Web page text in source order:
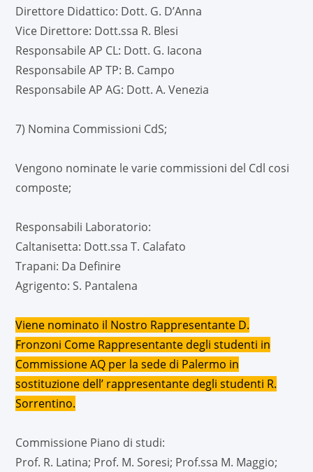
Direttore Didattico: Dott. G. D’Anna
Vice Direttore: Dott.ssa R. Blesi
Responsabile AP CL: Dott. G. Iacona
Responsabile AP TP: B. Campo
Responsabile AP AG: Dott. A. Venezia
7) Nomina Commissioni CdS;
Vengono nominate le varie commissioni del Cdl cosi
composte;
Responsabili Laboratorio:
Caltanisetta: Dott.ssa T. Calafato
Trapani: Da Definire
Agrigento: S. Pantalena
Viene nominato il Nostro Rappresentante D.
Fronzoni Come Rappresentante degli studenti in
Commissione AQ per la sede di Palermo in
sostituzione dell’ rappresentante degli studenti R.
Sorrentino.
Commissione Piano di studi:
Prof. R. Latina; Prof. M. Soresi; Prof.ssa M. Maggio;